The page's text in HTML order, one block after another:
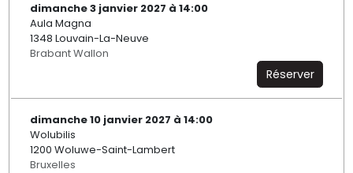
dimanche 3 janvier 2027 à 14:00
Aula Magna
1348 Louvain-La-Neuve
Brabant Wallon
Réserver
dimanche 10 janvier 2027 à 14:00
Wolubilis
1200 Woluwe-Saint-Lambert
Bruxelles